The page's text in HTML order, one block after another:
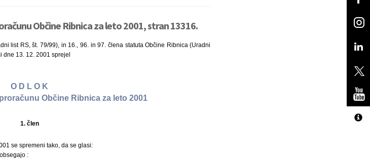
Občine Ribnica za leto 2001, stran 13316.
list RS, št. 79/99), in 16., 96. in 97. člena statuta Občine Ribnica (Uradni
dne 13. 12. 2001 sprejel
O D L O K
Občine Ribnica za leto 2001
1. člen
se spremeni tako, da se glasi:
: